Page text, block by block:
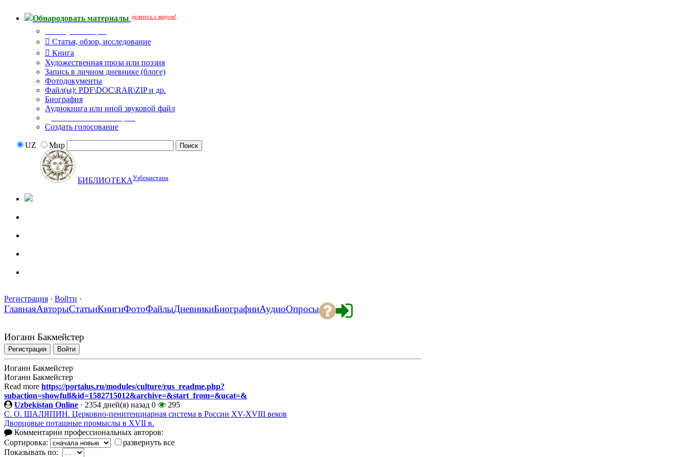
Обнародовать материалы делитесь с миром!
Статья, обзор, исследование
Книга
Художественная проза или поэзия
Запись в личном дневнике (блоге)
Фотодокументы
Файл(ы): PDF\DOC\RAR\ZIP и др.
Биография
Аудиокнига или иной звуковой файл
Создать голосование
UZ Мир
БИБЛИОТЕКАУзбекистана
Регистрация · Войти ·
ГлавнаяАвторыСтатьиКнигиФотоФайлыДневникиБиографииАудиоОпросы
Иоганн Бакмейстер
Регистрация Войти
Иоганн Бакмейстер
Иоганн Бакмейстер
Read more https://portalus.ru/modules/culture/rus_readme.php?
subaction=showfull&id=1582715012&archive=&start_from=&ucat=&
Uzbekistan Online · 2354 дней(я) назад 0
295
С. О. ШАЛЯПИН. Церковно-пенитенциарная система в России XV-XVIII веков
Дворцовые поташные промыслы в XVII в.
Комментарии профессиональных авторов:
Сортировка:
развернуть все
Показывать по: